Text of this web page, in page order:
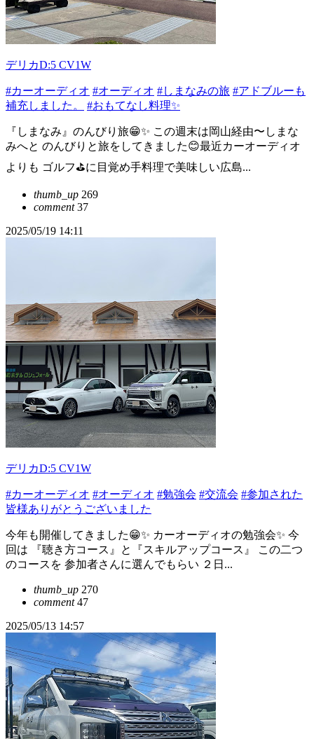
デリカD:5 CV1W
#カーオーディオ #オーディオ #しまなみの旅 #アドブルーも
補充しました。
#おもてなし料理✨
『しまなみ』のんびり旅😁✨ この週末は岡山経由〜しまな
みへと のんびりと旅をしてきました😊最近カーオーディオ
よりも ゴルフ⛳️に目覚め手料理で美味しい広島...
thumb_up 269
comment37
2025/05/19 14:11
デリカD:5 CV1W
#カーオーディオ #オーディオ #勉強会 #交流会 #参加された
皆様ありがとうございました
今年も開催してきました😁✨ カーオーディオの勉強会✨ 今
回は 『聴き方コース』と『スキルアップコース』 この二つ
のコースを 参加者さんに選んでもらい ２日...
thumb_up 270
comment47
2025/05/13 14:57